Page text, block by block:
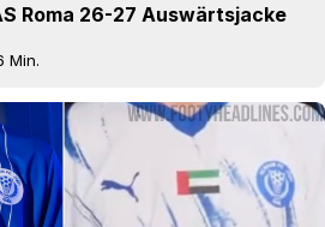
Roma 26-27 Auswärtsjacke
Min.